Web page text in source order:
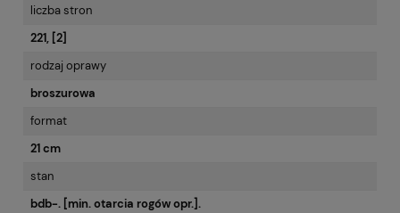
liczba stron
221, [2]
rodzaj oprawy
broszurowa
format
21 cm
stan
bdb-. [min. otarcia rogów opr.].